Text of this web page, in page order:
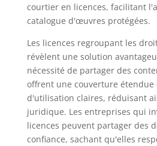
courtier en licences, facilitant
catalogue d'œuvres protégées.
Les licences regroupant les
révèlent une solution
nécessité de partager des
offrent une couverture étendue
d'utilisation claires, réduisant
juridique. Les entreprises qui
licences peuvent partager des
confiance, sachant qu'elles